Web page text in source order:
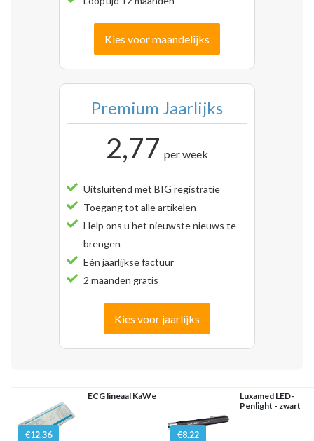
Kies voor maandelijks
Premium Jaarlijks
2,77 per week
Uitsluitend met BIG registratie
Toegang tot alle artikelen
Help ons u het nieuwste nieuws te
brengen
Eén jaarlijkse factuur
2 maanden gratis
Kies voor jaarlijks
€12.36
ECG lineaal KaWe
€8.22
Luxamed LED-
Penlight - zwart